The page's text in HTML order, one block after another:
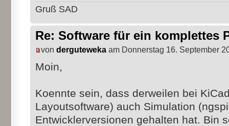
Gruß SAD
Re: Software für ein komplettes
von derguteweka am Donnerstag 16. September
Moin,
Koennte sein, dass derweilen bei
Layoutsoftware) auch Simulation
Entwicklerversionen gehalten hat. Bin